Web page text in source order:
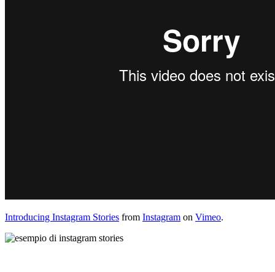
Introducing Instagram Stories from Instagram on Vimeo.